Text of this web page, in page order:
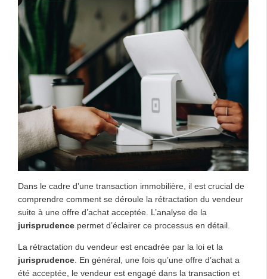
Dans le cadre d’une transaction immobilière, il est crucial de
comprendre comment se déroule la rétractation du vendeur
suite à une offre d’achat acceptée. L’analyse de la
jurisprudence permet d’éclairer ce processus en détail.
La rétractation du vendeur est encadrée par la loi et la
jurisprudence. En général, une fois qu’une offre d’achat a
été acceptée, le vendeur est engagé dans la transaction et